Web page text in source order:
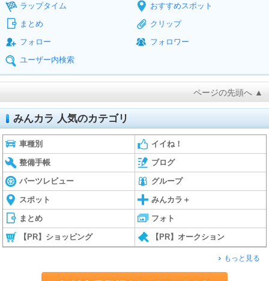
ラップタイム
おすすめスポット
まとめ
クリップ
フォロー
フォロワー
ユーザー内検索
ページの先頭へ ▲
みんカラ 人気のカテゴリ
車種別 イイね！
整備手帳 ブログ
パーツレビュー グループ
スポット みんカラ＋
まとめ フォト
【PR】ショッピング 【PR】オークション
もっと見る